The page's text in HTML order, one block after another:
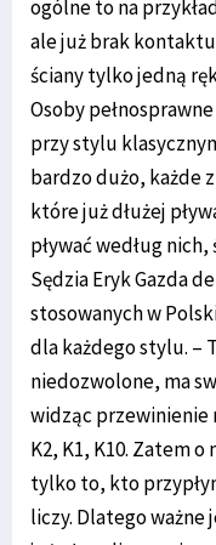
ogólne to na
ale już brak
ściany tylko jedną
Osoby
przy stylu
bardzo dużo, każde
które już dłużej
pływać według
Sędzia Eryk Gazda
stosowanych w
dla każdego stylu. –
niedozwolone, ma
widząc
K2, K1, K10. Zatem
tylko to, kto
liczy. Dlatego ważne